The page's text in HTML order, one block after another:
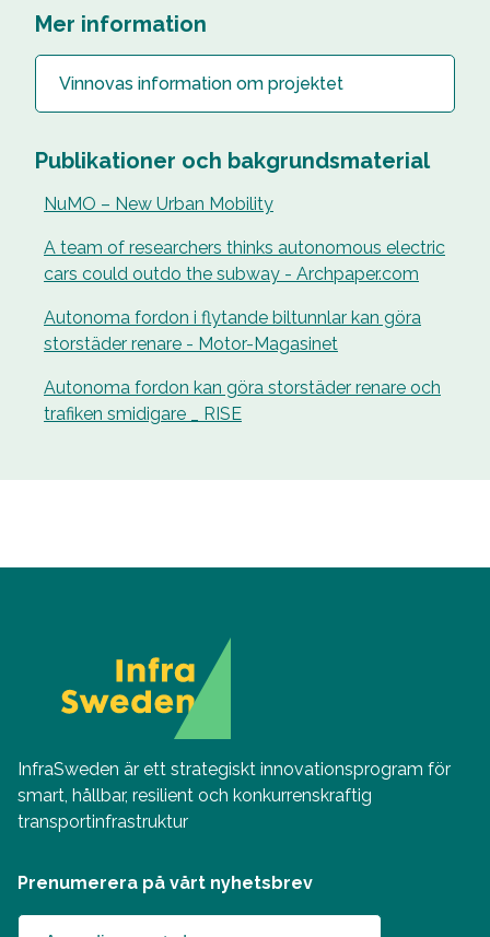
Mer information
Vinnovas information om projektet
Publikationer och bakgrundsmaterial
NuMO – New Urban Mobility
A team of researchers thinks autonomous electric
cars could outdo the subway - Archpaper.com
Autonoma fordon i flytande biltunnlar kan göra
storstäder renare - Motor-Magasinet
Autonoma fordon kan göra storstäder renare och
trafiken smidigare _ RISE
InfraSweden är ett strategiskt innovationsprogram för
smart, hållbar, resilient och konkurrenskraftig
transportinfrastruktur
Prenumerera på vårt nyhetsbrev